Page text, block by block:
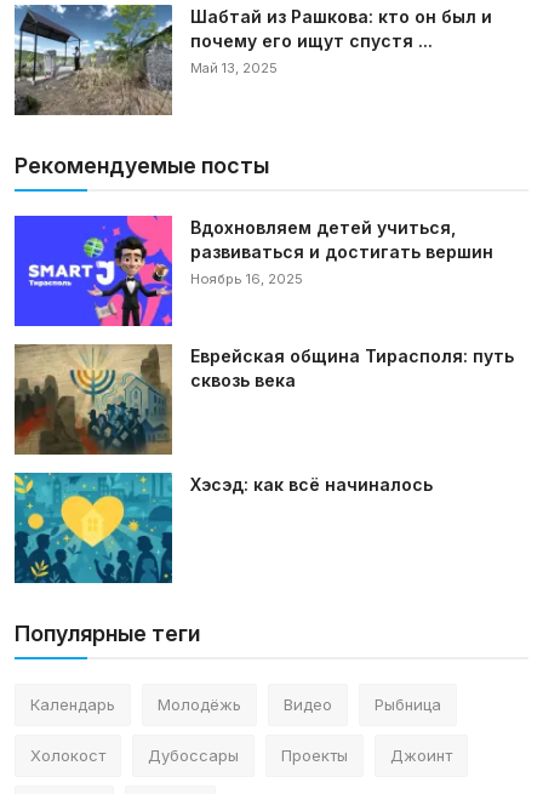
Шабтай из Рашкова: кто он был и
почему его ищут спустя ...
Май 13, 2025
Рекомендуемые посты
Вдохновляем детей учиться,
развиваться и достигать вершин
Ноябрь 16, 2025
Еврейская община Тирасполя: путь
сквозь века
Хэсэд: как всё начиналось
Популярные теги
Календарь Молодёжь Видео Рыбница
Холокост Дубоссары Проекты Джоинт